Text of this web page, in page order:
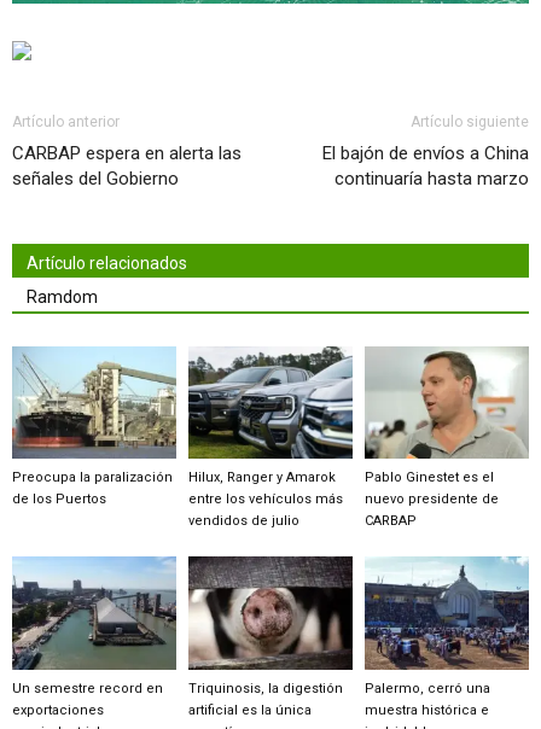
Artículo anterior
CARBAP espera en alerta las
señales del Gobierno
Artículo siguiente
El bajón de envíos a China
continuaría hasta marzo
Artículo relacionados
Ramdom
Preocupa la paralización
de los Puertos
Hilux, Ranger y Amarok
entre los vehículos más
vendidos de julio
Pablo Ginestet es el
nuevo presidente de
CARBAP
Un semestre record en
exportaciones
Triquinosis, la digestión
artificial es la única
Palermo, cerró una
muestra histórica e